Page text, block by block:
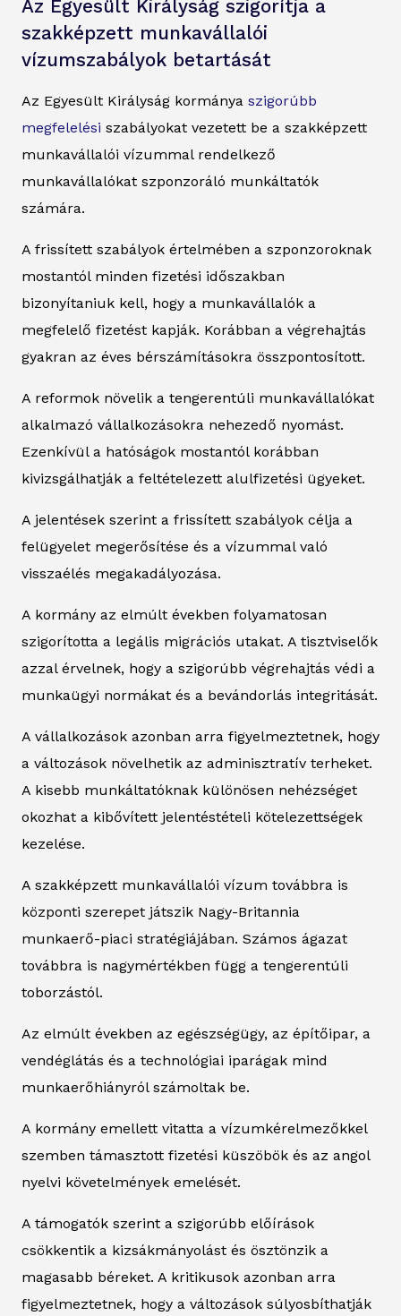
Az Egyesült Királyság szigorítja a
szakképzett munkavállalói
vízumszabályok betartását
Az Egyesült Királyság kormánya szigorúbb
megfelelési szabályokat vezetett be a szakképzett
munkavállalói vízummal rendelkező
munkavállalókat szponzoráló munkáltatók
számára.
A frissített szabályok értelmében a szponzoroknak
mostantól minden fizetési időszakban
bizonyítaniuk kell, hogy a munkavállalók a
megfelelő fizetést kapják. Korábban a végrehajtás
gyakran az éves bérszámításokra összpontosított.
A reformok növelik a tengerentúli munkavállalókat
alkalmazó vállalkozásokra nehezedő nyomást.
Ezenkívül a hatóságok mostantól korábban
kivizsgálhatják a feltételezett alulfizetési ügyeket.
A jelentések szerint a frissített szabályok célja a
felügyelet megerősítése és a vízummal való
visszaélés megakadályozása.
A kormány az elmúlt években folyamatosan
szigorította a legális migrációs utakat. A tisztviselők
azzal érvelnek, hogy a szigorúbb végrehajtás védi a
munkaügyi normákat és a bevándorlás integritását.
A vállalkozások azonban arra figyelmeztetnek, hogy
a változások növelhetik az adminisztratív terheket.
A kisebb munkáltatóknak különösen nehézséget
okozhat a kibővített jelentéstételi kötelezettségek
kezelése.
A szakképzett munkavállalói vízum továbbra is
központi szerepet játszik Nagy-Britannia
munkaerő-piaci stratégiájában. Számos ágazat
továbbra is nagymértékben függ a tengerentúli
toborzástól.
Az elmúlt években az egészségügy, az építőipar, a
vendéglátás és a technológiai iparágak mind
munkaerőhiányról számoltak be.
A kormány emellett vitatta a vízumkérelmezőkkel
szemben támasztott fizetési küszöbök és az angol
nyelvi követelmények emelését.
A támogatók szerint a szigorúbb előírások
csökkentik a kizsákmányolást és ösztönzik a
magasabb béreket. A kritikusok azonban arra
figyelmeztetnek, hogy a változások súlyosbíthatják